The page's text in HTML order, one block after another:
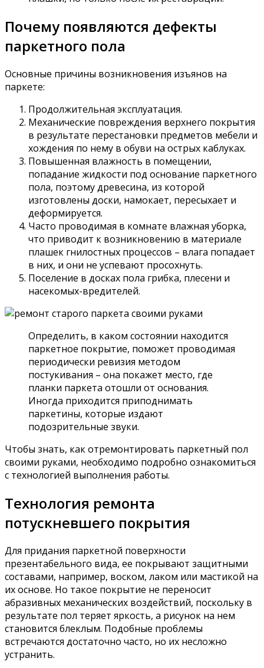
Почему появляются дефекты
паркетного пола
Основные причины возникновения изъянов на
паркете:
Продолжительная эксплуатация.
Механические повреждения верхнего покрытия
в результате перестановки предметов мебели и
хождения по нему в обуви на острых каблуках.
Повышенная влажность в помещении,
попадание жидкости под основание паркетного
пола, поэтому древесина, из которой
изготовлены доски, намокает, пересыхает и
деформируется.
Часто проводимая в комнате влажная уборка,
что приводит к возникновению в материале
плашек гнилостных процессов – влага попадает
в них, и они не успевают просохнуть.
Поселение в досках пола грибка, плесени и
насекомых-вредителей.
Определить, в каком состоянии находится
паркетное покрытие, поможет проводимая
периодически ревизия методом
постукивания – она покажет место, где
планки паркета отошли от основания.
Иногда приходится приподнимать
паркетины, которые издают
подозрительные звуки.
Чтобы знать, как отремонтировать паркетный пол
своими руками, необходимо подробно ознакомиться
с технологией выполнения работы.
Технология ремонта
потускневшего покрытия
Для придания паркетной поверхности
презентабельного вида, ее покрывают защитными
составами, например, воском, лаком или мастикой на
их основе. Но такое покрытие не переносит
абразивных механических воздействий, поскольку в
результате пол теряет яркость, а рисунок на нем
становится блеклым. Подобные проблемы
встречаются достаточно часто, но их несложно
устранить.